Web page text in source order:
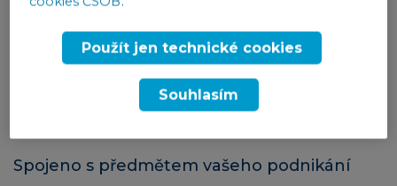
čistě obrazové, textové nebo kombinované.
Jaké by tedy mělo být logo, které vám pomůže
oslovit nové zákazníky a budovat s nimi dlouhodobý
Spojeno s předmětem vašeho podnikání
Použít jen technické cookies
Souhlasím